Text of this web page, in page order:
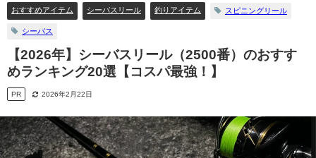
おすすめアイテム シーバスリール 釣りアイテム スピニングリール
シーバス
【2026年】シーバスリール（2500番）のおすす
めランキング20選【コスパ最強！】
PR 2026年2月22日